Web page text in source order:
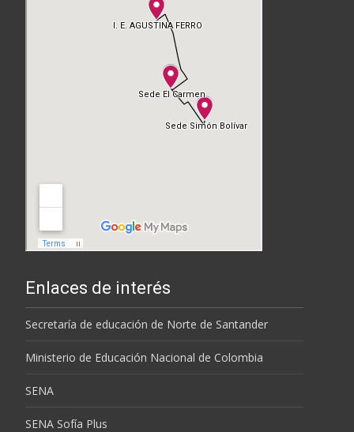
Enlaces de interés
Secretaría de educación de Norte de Santander
Ministerio de Educación Nacional de Colombia
SENA
SENA Sofía Plus